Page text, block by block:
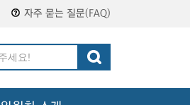
자주 묻는 질문(FAQ)